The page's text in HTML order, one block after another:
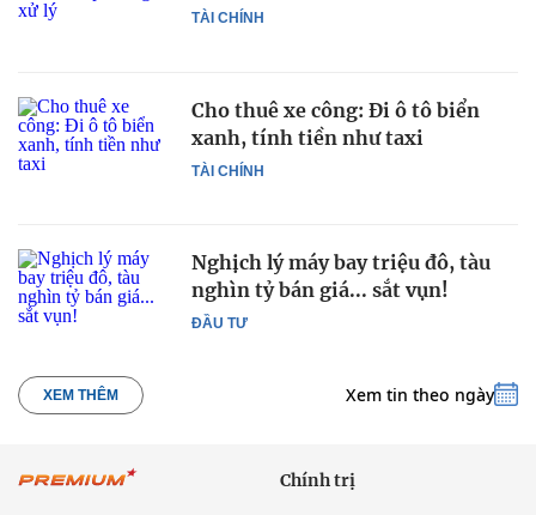
TÀI CHÍNH
TÀI CHÍNH
Cho thuê xe công: Đi ô tô biển
xanh, tính tiền như taxi
ĐẦU TƯ
Nghịch lý máy bay triệu đô, tàu
nghìn tỷ bán giá... sắt vụn!
XEM THÊM Xem tin theo ngày
Chính trị